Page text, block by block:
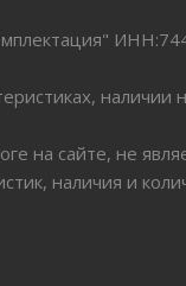
на сайте, не
наличия и